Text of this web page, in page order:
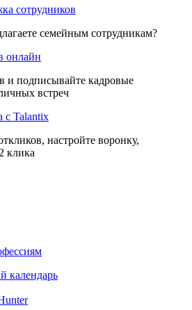
сотрудников
семейным сотрудникам?
онлайн
и подписывайте кадровые
встреч
с Talantix
настройте воронку,
клика
календарь